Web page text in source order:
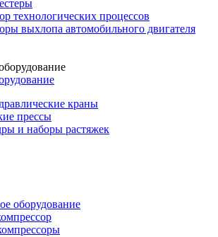
технологических процессов
выхлопа автомобильного двигателя
краны
прессы
и наборы растяжек
оборудование